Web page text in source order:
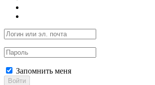
Запомнить меня
Войти